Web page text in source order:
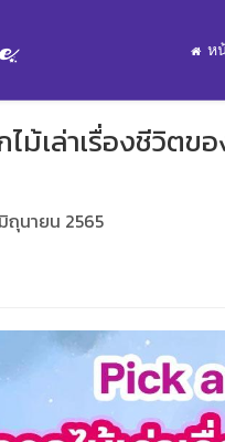
ห
ไม้เล่าเรื่องชีวิต
นายน 2565